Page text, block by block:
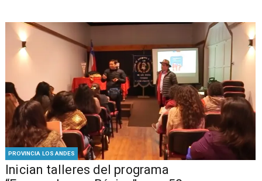
PROVINCIA LOS ANDES
Inician talleres del programa